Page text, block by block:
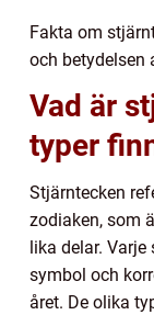
Fakta om
och betydelsen
Vad är
typer
Stjärntecken
zodiaken, som
lika delar. Varje
symbol och
året. De olika